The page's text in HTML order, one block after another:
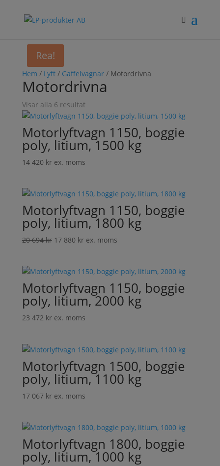
Hem / Lyft/ Gaffelvagnar/ Motordrivna
Motordrivna
Visar alla 6 resultat
Motorlyftvagn 1150, boggie
poly, litium, 1500 kg
14 420 kr ex. moms
Rea!
Motorlyftvagn 1150, boggie
poly, litium, 1800 kg
20 694kr Det
var:
20
694 kr.
17 880 krDet
är:
17
880 kr.
ex. moms
Motorlyftvagn 1150, boggie
poly, litium, 2000 kg
23 472 kr ex. moms
Motorlyftvagn 1500, boggie
poly, litium, 1100 kg
17 067 kr ex. moms
Motorlyftvagn 1800, boggie
poly, litium, 1000 kg